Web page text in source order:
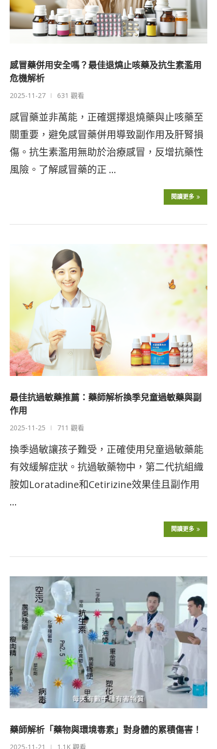
感冒藥併用安全嗎？最佳退燒止咳藥及抗生素濫用
危機解析
2025-11-27 631 觀看
感冒藥並非萬能，正確選擇退燒藥與止咳藥至
關重要，避免感冒藥併用導致副作用及肝腎損
傷。抗生素濫用無助於治療感冒，反增抗藥性
風險。了解感冒藥的正 …
閱讀更多
最佳抗過敏藥推薦：藥師解析換季兒童過敏藥與副
作用
2025-11-25 711 觀看
換季過敏讓孩子難受，正確使用兒童過敏藥能
有效緩解症狀。抗過敏藥物中，第二代抗組織
胺如Loratadine和Cetirizine效果佳且副作用
…
閱讀更多
藥師解析「藥物與環境毒素」對身體的累積傷害！
2025-11-21 1.1K 觀看